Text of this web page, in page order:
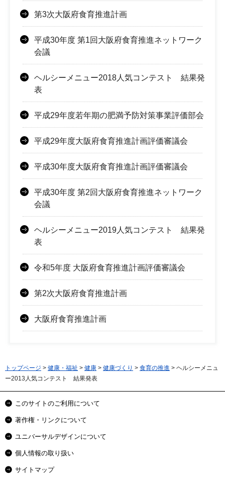
第3次大阪府食育推進計画
平成30年度 第1回大阪府食育推進ネットワーク
会議
ヘルシーメニュー2018人気コンテスト 結果発
表
平成29年度若年期の肥満予防対策事業評価部会
平成29年度大阪府食育推進計画評価審議会
平成30年度大阪府食育推進計画評価審議会
平成30年度 第2回大阪府食育推進ネットワーク
会議
ヘルシーメニュー2019人気コンテスト 結果発
表
令和5年度 大阪府食育推進計画評価審議会
第2次大阪府食育推進計画
大阪府食育推進計画
トップページ > 健康・福祉 > 健康 > 健康づくり > 食育の推進 > ヘルシーメニュ
ー2013人気コンテスト 結果発表
このサイトのご利用について
著作権・リンクについて
ユニバーサルデザインについて
個人情報の取り扱い
サイトマップ